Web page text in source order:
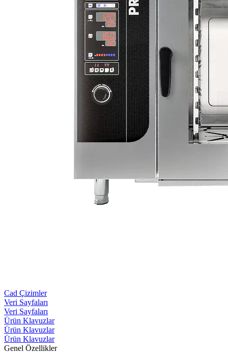
Cad Çizimler
Veri Sayfaları
Veri Sayfaları
Ürün Klavuzlar
Ürün Klavuzlar
Ürün Klavuzlar
Genel Özellikler